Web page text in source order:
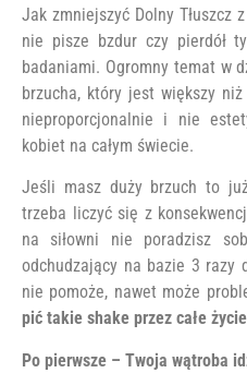
Jak zmniejszyć Dolny Tłuszcz
nie pisze bzdur czy pierdół
badaniami. Ogromny temat w
brzucha, który jest większy
nieproporcjonalnie i nie
kobiet na całym świecie.
Jeśli masz duży brzuch to
trzeba liczyć się z
na siłowni nie poradzisz
odchudzający na bazie 3 razy
nie pomoże, nawet może
pić takie shake przez całe
Po pierwsze – Twoja wątroba